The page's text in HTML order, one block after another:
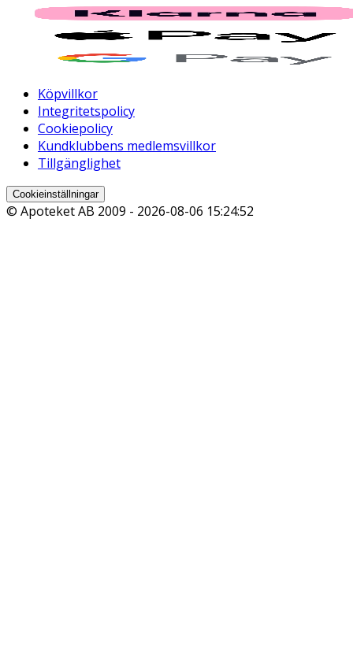
Köpvillkor
Integritetspolicy
Cookiepolicy
Kundklubbens medlemsvillkor
Tillgänglighet
Cookieinställningar
© Apoteket AB 2009 - 2026-08-06 15:24:52